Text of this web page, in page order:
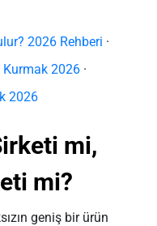
2026 Rehberi ·
Kurmak 2026 ·
2026
mi,
mi?
geniş bir ürün